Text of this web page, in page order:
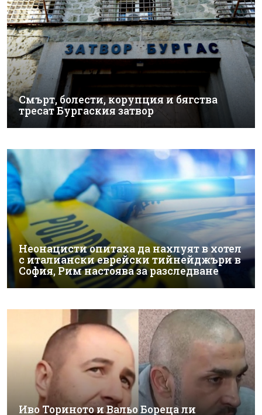
Смърт, болести, корупция и бягства
тресат Бургаския затвор
Неонацисти опитаха да нахлуят в хотел
с италиански еврейски тийнейджъри в
София, Рим настоява за разследване
Иво Ториното и Вальо Бореца ли